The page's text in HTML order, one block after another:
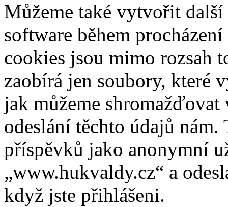
Můžeme také vytvořit
software během
cookies jsou mimo rozsah
zaobírá jen soubory, které
jak můžeme shromažďovat
odeslání těchto údajů
příspěvků jako anonymní
„www.hukvaldy.cz“ a
když jste přihlášeni.